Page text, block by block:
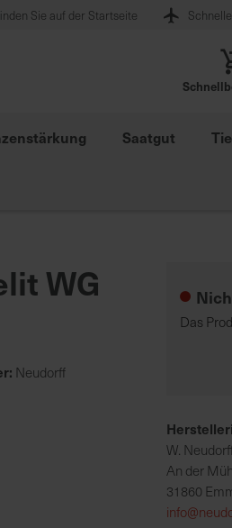
Sie auf der Startseite
Saatgut
WG
Neudorff
Das
W.
An der
31860